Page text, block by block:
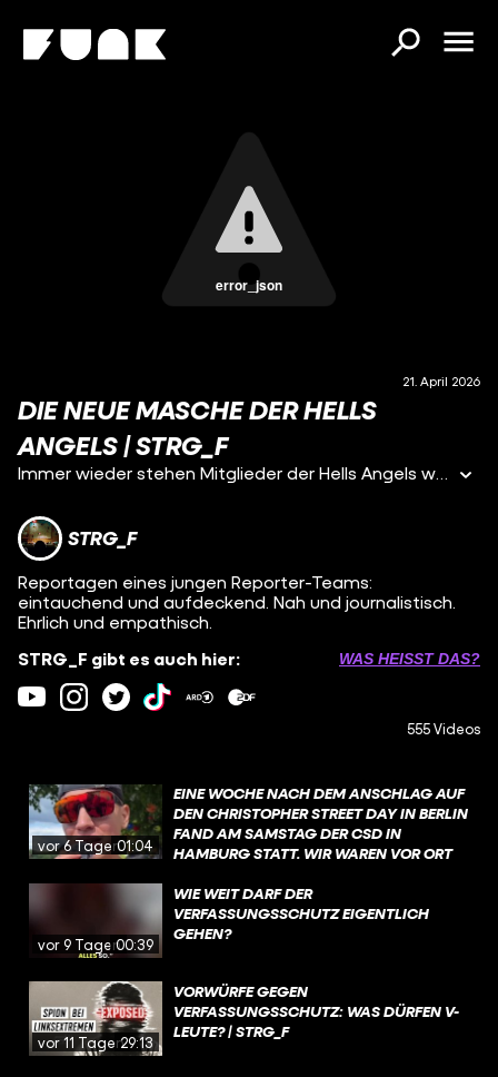
error_json
21. April 2026
DIE NEUE MASCHE DER HELLS
ANGELS | STRG_F
Immer wieder stehen Mitglieder der Hells Angels wegen schwerer Straftaten in den Schlagzeilen. Trotzdem inszenieren sie sich auf Social Media als erfolgreiche Influencer und starke Männer, die ein luxuriöses Leben führen. Auf Instagram folgen ihnen teilweise Hunderttausende. Woher kommt die Faszination für die Hells Angels? Die STRG_F-Reporter*innen up gehen dieser Frage nach. Dafür sprechen sie mit Ex-Mitgliedern, mit jungen Männern, die die Hells Angels feiern, und mit einem Mann, der mithilfe der Hells Angels Millionen verdient haben soll.
STRG_F
Reportagen eines jungen Reporter-Teams:
eintauchend und aufdeckend. Nah und journalistisch.
Ehrlich und empathisch.
STRG_F gibt es auch hier:
WAS HEISST DAS?
555 Videos
vor 6 Tagen01:04
EINE WOCHE NACH DEM ANSCHLAG AUF
DEN CHRISTOPHER STREET DAY IN BERLIN
FAND AM SAMSTAG DER CSD IN
HAMBURG STATT. WIR WAREN VOR ORT
ES EUCH?
vor 9 Tagen00:39
WIE WEIT DARF DER
VERFASSUNGSSCHUTZ EIGENTLICH
GEHEN?
vor 11 Tagen29:13
VORWÜRFE GEGEN
VERFASSUNGSSCHUTZ: WAS DÜRFEN V-
LEUTE? | STRG_F